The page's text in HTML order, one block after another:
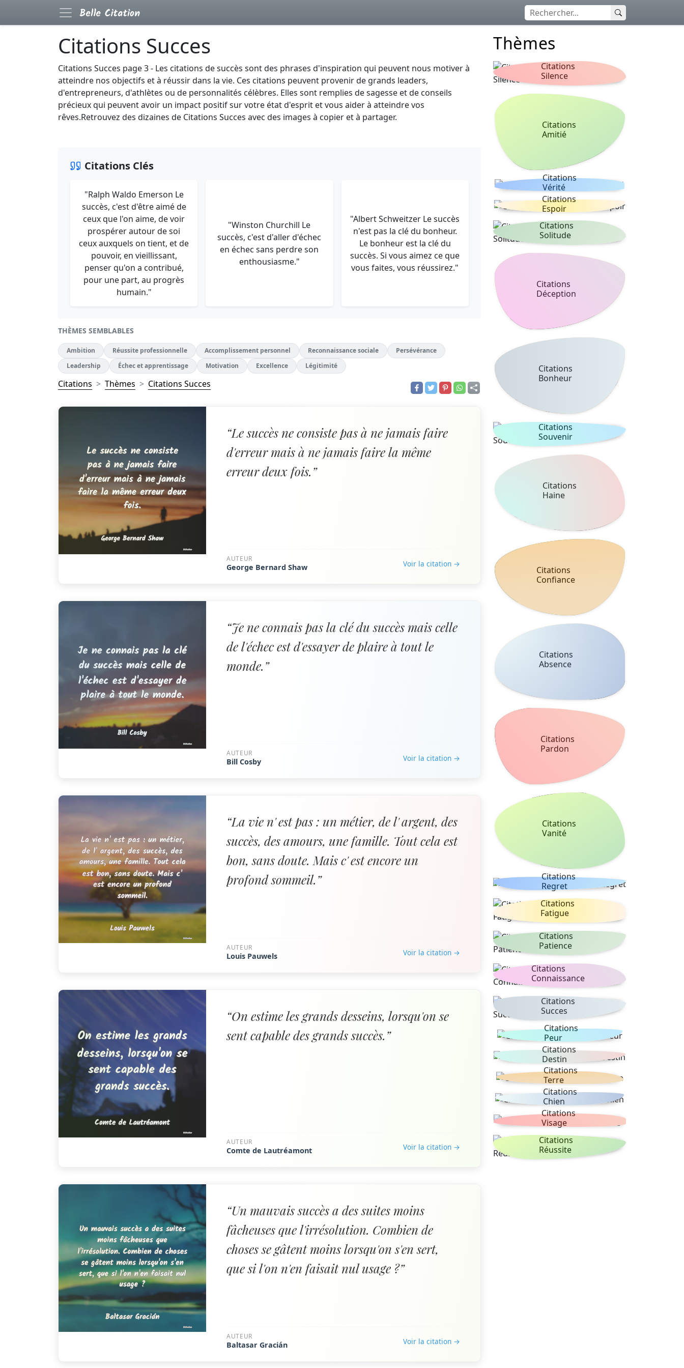
Citations Succes
Citations Succes page 3 - Les citations de succès sont des phrases d'inspiration qui peuvent nous motiver à
atteindre nos objectifs et à réussir dans la vie. Ces citations peuvent provenir de grands leaders,
d'entrepreneurs, d'athlètes ou de personnalités célèbres. Elles sont remplies de sagesse et de conseils
précieux qui peuvent avoir un impact positif sur votre état d'esprit et vous aider à atteindre vos
rêves.Retrouvez des dizaines de Citations Succes avec des images à copier et à partager.
Citations Clés
"Ralph Waldo Emerson Le
succès, c'est d'être aimé de
ceux que l'on aime, de voir
prospérer autour de soi
ceux auxquels on tient, et de
pouvoir, en vieillissant,
penser qu'on a contribué,
pour une part, au progrès
humain."
"Winston Churchill Le
succès, c'est d'aller d'échec
en échec sans perdre son
enthousiasme."
"Albert Schweitzer Le succès
n'est pas la clé du bonheur.
Le bonheur est la clé du
succès. Si vous aimez ce que
vous faites, vous réussirez."
THÈMES SEMBLABLES
Ambition Réussite professionnelle Accomplissement personnel Reconnaissance sociale
Persévérance
Leadership
Échec et apprentissage Motivation Excellence Légitimité
Citations Thèmes Citations Succes
“Le succès ne consiste pas à ne jamais faire
d'erreur mais à ne jamais faire la même
erreur deux fois.”
AUTEUR
George Bernard Shaw Voir la citation →
“Je ne connais pas la clé du succès mais celle
de l'échec est d'essayer de plaire à tout le
monde.”
AUTEUR
Bill Cosby Voir la citation →
“La vie n' est pas : un métier, de l' argent, des
succès, des amours, une famille. Tout cela est
bon, sans doute. Mais c' est encore un
profond sommeil.”
AUTEUR
Louis Pauwels Voir la citation →
“On estime les grands desseins, lorsqu'on se
sent capable des grands succès.”
AUTEUR
Comte de Lautréamont Voir la citation →
“Un mauvais succès a des suites moins
fâcheuses que l'irrésolution. Combien de
choses se gâtent moins lorsqu'on s'en sert,
que si l'on n'en faisait nul usage ?”
AUTEUR
Baltasar Gracián Voir la citation →
Thèmes
Citations
Silence
Citations
Amitié
Citations
Vérité
Citations
Espoir
Citations
Solitude
Citations
Déception
Citations
Bonheur
Citations
Souvenir
Citations
Haine
Citations
Confiance
Citations
Absence
Citations
Pardon
Citations
Vanité
Citations
Regret
Citations
Fatigue
Citations
Patience
Citations
Connaissance
Citations
Succes
Citations
Peur
Citations
Destin
Citations
Terre
Citations
Chien
Citations
Visage
Citations
Réussite